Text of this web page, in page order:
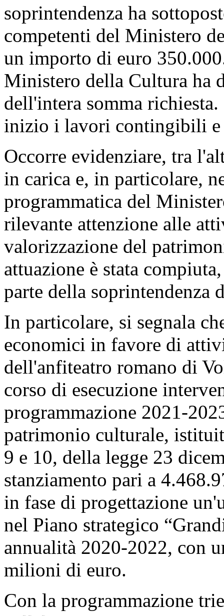
Il personale tecnico della
numerosi accessi al sito,
dell'amministrazione
ragione dei gravi pericoli
pubblica e privata, si è
urgenti di messa in
porzioni laterali,
urbane, comprensive
di geognostica e geofisica.
Al fine di realizzare tali
soprintendenza ha
competenti del Ministero
un importo di euro
Ministero della Cultura ha
dell'intera somma
inizio i lavori contingibili e
Occorre evidenziare, tra
in carica e, in particolare,
programmatica del
rilevante attenzione alle
valorizzazione del
attuazione è stata
parte della soprintendenza
In particolare, si segnala
economici in favore di
dell'anfiteatro romano di